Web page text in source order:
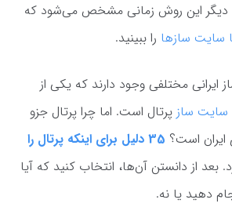
دیگر این روش زمانی مشخص می‌شود که
سایت سازها را ببینید.
مختلفی وجود دارند که یکی از
سایت ساز پرتال است. اما چرا پرتال جزو
است؟
35 دلیل برای اینکه پرتال را
بعد از دانستن آن‌ها، انتخاب کنید که آیا
دهید یا نه.